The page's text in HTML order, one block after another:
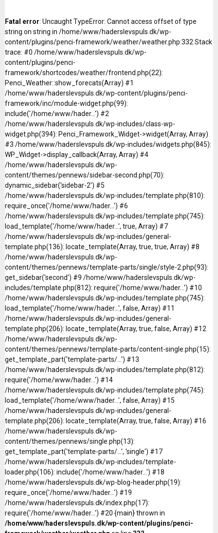
Fatal error: Uncaught TypeError: Cannot access offset of type
string on string in /home/www/haderslevspuls.dk/wp-
content/plugins/penci-framework/weather/weather.php:332 Stack
trace: #0 /home/www/haderslevspuls.dk/wp-
content/plugins/penci-
framework/shortcodes/weather/frontend.php(22):
Penci_Weather::show_forecats(Array) #1
/home/www/haderslevspuls.dk/wp-content/plugins/penci-
framework/inc/module-widget.php(99):
include('/home/www/hader...') #2
/home/www/haderslevspuls.dk/wp-includes/class-wp-
widget.php(394): Penci_Framework_Widget->widget(Array, Array)
#3 /home/www/haderslevspuls.dk/wp-includes/widgets.php(845):
WP_Widget->display_callback(Array, Array) #4
/home/www/haderslevspuls.dk/wp-
content/themes/pennews/sidebar-second.php(70):
dynamic_sidebar('sidebar-2') #5
/home/www/haderslevspuls.dk/wp-includes/template.php(810):
require_once('/home/www/hader...') #6
/home/www/haderslevspuls.dk/wp-includes/template.php(745):
load_template('/home/www/hader...', true, Array) #7
/home/www/haderslevspuls.dk/wp-includes/general-
template.php(136): locate_template(Array, true, true, Array) #8
/home/www/haderslevspuls.dk/wp-
content/themes/pennews/template-parts/single/style-2.php(93):
get_sidebar('second') #9 /home/www/haderslevspuls.dk/wp-
includes/template.php(812): require('/home/www/hader...') #10
/home/www/haderslevspuls.dk/wp-includes/template.php(745):
load_template('/home/www/hader...', false, Array) #11
/home/www/haderslevspuls.dk/wp-includes/general-
template.php(206): locate_template(Array, true, false, Array) #12
/home/www/haderslevspuls.dk/wp-
content/themes/pennews/template-parts/content-single.php(15):
get_template_part('template-parts/...') #13
/home/www/haderslevspuls.dk/wp-includes/template.php(812):
require('/home/www/hader...') #14
/home/www/haderslevspuls.dk/wp-includes/template.php(745):
load_template('/home/www/hader...', false, Array) #15
/home/www/haderslevspuls.dk/wp-includes/general-
template.php(206): locate_template(Array, true, false, Array) #16
/home/www/haderslevspuls.dk/wp-
content/themes/pennews/single.php(13):
get_template_part('template-parts/...', 'single') #17
/home/www/haderslevspuls.dk/wp-includes/template-
loader.php(106): include('/home/www/hader...') #18
/home/www/haderslevspuls.dk/wp-blog-header.php(19):
require_once('/home/www/hader...') #19
/home/www/haderslevspuls.dk/index.php(17):
require('/home/www/hader...') #20 {main} thrown in
/home/www/haderslevspuls.dk/wp-content/plugins/penci-